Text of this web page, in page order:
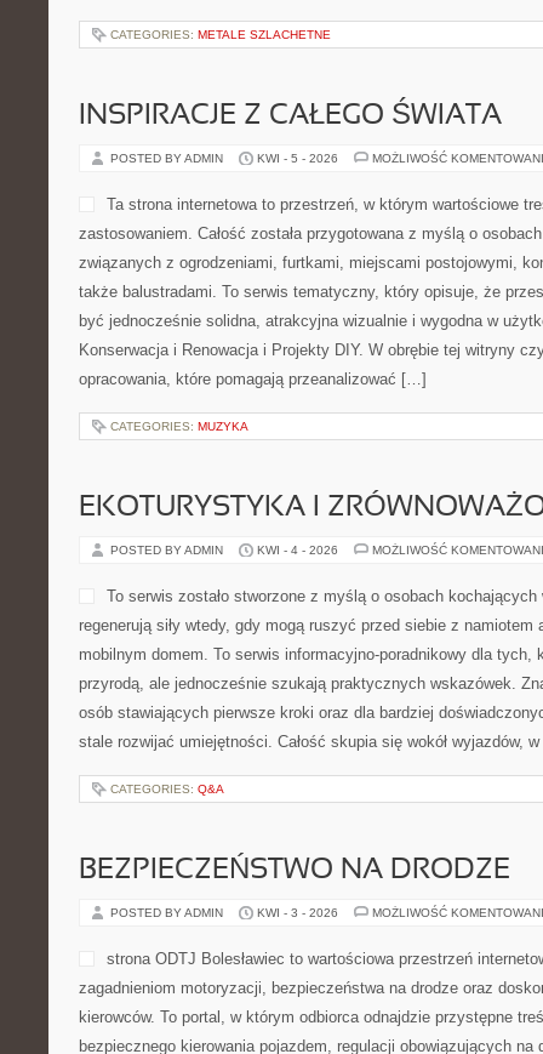
CATEGORIES: METALE SZLACHETNE
INSPIRACJE Z CAŁEGO ŚWIATA
POSTED BY ADMIN KWI - 5 - 2026 MOŻLIWOŚĆ
Ta strona internetowa to przestrzeń, w którym wartościowe
zastosowaniem. Całość została przygotowana z myślą o
związanych z ogrodzeniami, furtkami, miejscami postojowymi,
także balustradami. To serwis tematyczny, który opisuje, że
być jednocześnie solidna, atrakcyjna wizualnie i wygodna w
Konserwacja i Renowacja i Projekty DIY. W obrębie tej witryny
opracowania, które pomagają przeanalizować […]
CATEGORIES: MUZYKA
EKOTURYSTYKA I
POSTED BY ADMIN KWI - 4 - 2026 MOŻLIWOŚĆ
To serwis zostało stworzone z myślą o osobach
regenerują siły wtedy, gdy mogą ruszyć przed siebie z namiotem
mobilnym domem. To serwis informacyjno-poradnikowy dla tych,
przyrodą, ale jednocześnie szukają praktycznych wskazówek.
osób stawiających pierwsze kroki oraz dla bardziej
stale rozwijać umiejętności. Całość skupia się wokół wyjazdów,
CATEGORIES: Q&A
BEZPIECZEŃSTWO NA DRODZE
POSTED BY ADMIN KWI - 3 - 2026 MOŻLIWOŚĆ
strona ODTJ Bolesławiec to wartościowa przestrzeń
zagadnieniom motoryzacji, bezpieczeństwa na drodze oraz
kierowców. To portal, w którym odbiorca odnajdzie przystępne
bezpiecznego kierowania pojazdem, regulacji obowiązujących na